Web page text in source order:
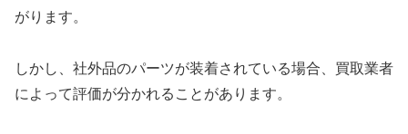
がります。
しかし、社外品のパーツが装着されている場合、買取業者
によって評価が分かれることがあります。